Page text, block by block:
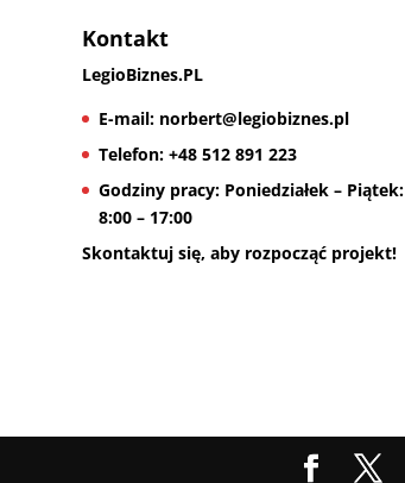
Kontakt
LegioBiznes.PL
E-mail:norbert@legiobiznes.pl
Telefon:+48 512 891 223
Godziny pracy:Poniedziałek – Piątek:
8:00 – 17:00
Skontaktuj się, aby rozpocząć projekt!